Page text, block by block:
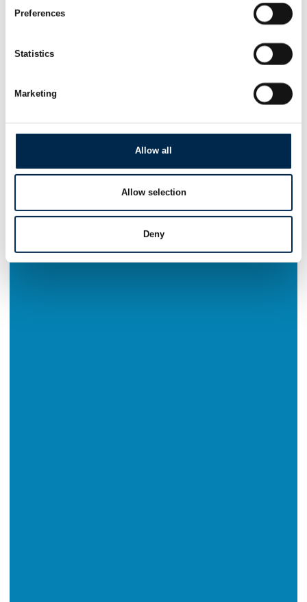
Preferences
Statistics
Marketing
Allow all
Allow selection
Deny